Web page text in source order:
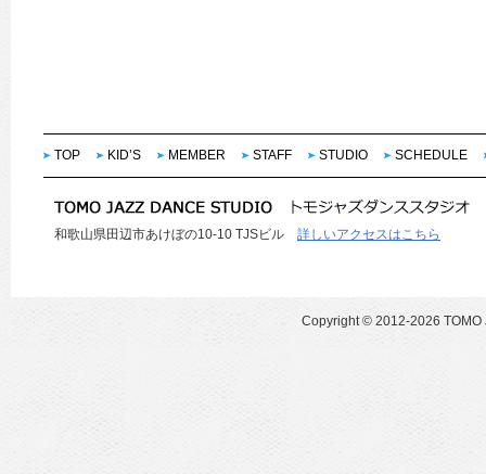
TOP KID’S MEMBER STAFF STUDIO SCHEDULE
和歌山県田辺市あけぼの10-10 TJSビル 詳しいアクセスはこちら
Copyright © 2012-2026 TOMO